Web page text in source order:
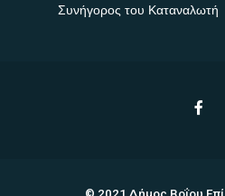
Συνήγορος του Καταναλωτή